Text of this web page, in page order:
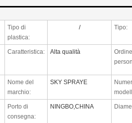
Tipo di
plastica:
/ Tipo:
Caratteristica: Alta qualità
Ordine
Nome del
marchio:
SKY SPRAYE
Porto di
consegna:
NINGBO,CHINA